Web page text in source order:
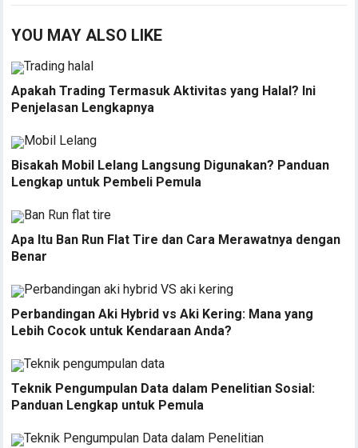
YOU MAY ALSO LIKE
Apakah Trading Termasuk Aktivitas yang Halal? Ini
Penjelasan Lengkapnya
Bisakah Mobil Lelang Langsung Digunakan? Panduan
Lengkap untuk Pembeli Pemula
Apa Itu Ban Run Flat Tire dan Cara Merawatnya dengan
Benar
Perbandingan Aki Hybrid vs Aki Kering: Mana yang
Lebih Cocok untuk Kendaraan Anda?
Teknik Pengumpulan Data dalam Penelitian Sosial:
Panduan Lengkap untuk Pemula